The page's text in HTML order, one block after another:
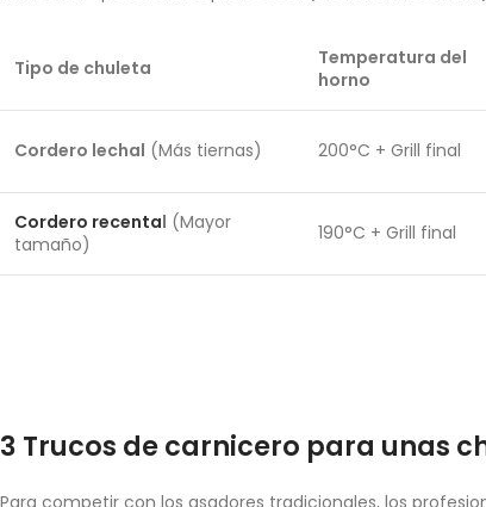
Tipo de chuleta
Temperatura del
horno
Cordero lechal (Más tiernas) 200°C + Grill final
Cordero recental (Mayor
tamaño)
190°C + Grill final
3 Trucos de carnicero para unas